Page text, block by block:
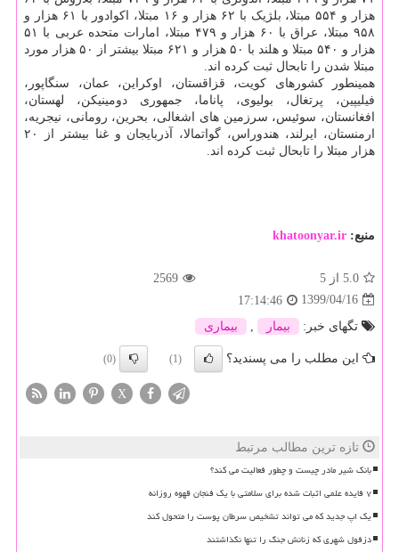
هزار و ۵۵۴ مبتلا، بلژیک با ۶۲ هزار و ۱۶ مبتلا، اکوادور با ۶۱ هزار و
۹۵۸ مبتلا، عراق با ۶۰ هزار و ۴۷۹ مبتلا، امارات متحده عربی با ۵۱
هزار و ۵۴۰ مبتلا و هلند با ۵۰ هزار و ۶۲۱ مبتلا بیشتر از ۵۰ هزار مورد
مبتلا شدن را تابحال ثبت کرده اند.
همینطور کشورهای کویت، قزاقستان، اوکراین، عمان، سنگاپور،
فیلیپین، پرتغال، بولیوی، پاناما، جمهوری دومینیکن، لهستان،
افغانستان، سوئیس، سرزمین های اشغالی، بحرین، رومانی، نیجریه،
ارمنستان، ایرلند، هندوراس، گواتمالا، آذربایجان و غنا بیشتر از ۲۰
هزار مبتلا را تابحال ثبت کرده اند.
منبع: khatoonyar.ir
5.0 از 5
2569
1399/04/16
17:14:46
تگهای خبر:
بیمار بیماری
این مطلب را می پسندید؟ (1)
(0)
X
تازه ترین مطالب مرتبط
بانک شیر مادر چیست و چطور فعالیت می کند؟
۷ فایده علمی اثبات شده برای سلامتی با یک فنجان قهوه روزانه
یک اپ جدید که می تواند تشخیص سرطان پوست را متحول کند
دزفول شهری که زنانش جنگ را تنها نگذاشتند